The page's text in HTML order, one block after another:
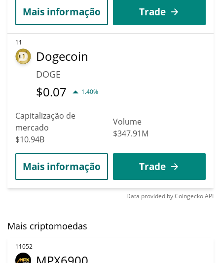
Mais informação Trade
11
Dogecoin
DOGE
$0.07 1.40%
Capitalização de
mercado
$10.94B
Volume
$347.91M
Mais informação Trade
Data provided byCoingeckoAPI
Mais criptomoedas
11052